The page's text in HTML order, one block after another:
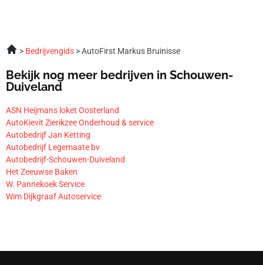
Bedrijvengids AutoFirst Markus Bruinisse
Bekijk nog meer bedrijven in Schouwen-
Duiveland
ASN Heijmans loket Oosterland
AutoKievit Zierikzee Onderhoud & service
Autobedrijf Jan Ketting
Autobedrijf Legemaate bv
Autobedrijf-Schouwen-Duiveland
Het Zeeuwse Baken
W. Pannekoek Service
Wim Dijkgraaf Autoservice